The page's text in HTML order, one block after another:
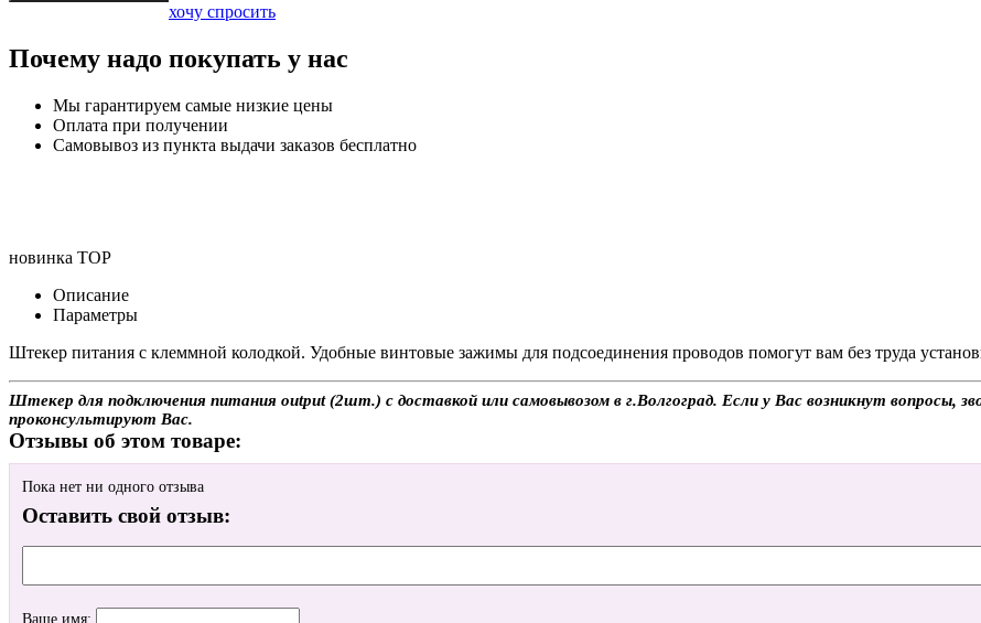
хочу спросить
Почему надо покупать у нас
Мы гарантируем самые низкие цены
Оплата при получении
Самовывоз из пункта выдачи заказов бесплатно
новинка TOP
Описание
Параметры
Штекер питания с клеммной колодкой. Удобные винтовые зажимы для подсоединения проводов помогут вам без труда
Штекер для подключения питания output (2шт.) с доставкой или самовывозом в г.Волгоград. Если у Вас возникнут вопросы,
проконсультируют Вас.
Отзывы об этом товаре:
Пока нет ни одного отзыва
Оставить свой отзыв:
Ваше имя: